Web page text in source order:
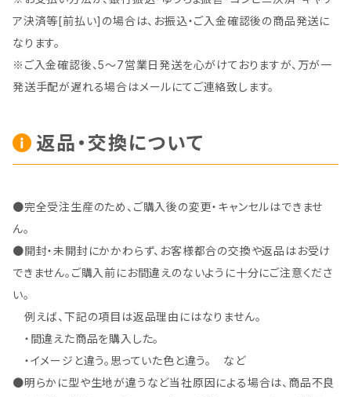
ア決済等[前払い]の場合は、お振込・ご入金確認後の商品発送に
なります。
※ご入金確認後、5～7営業日発送を心がけておりますが、万が一
発送手配が遅れる場合はメールにてご連絡致します。
返品・交換について
●完全受注生産のため、ご購入後の変更・キャンセルはできませ
ん。
●開封・未開封にかかわらず、お客様都合の交換や返品はお受け
できません。ご購入前にお間違えのないように十分にご注意くださ
い。
例えば、下記の項目は返品理由にはなりません。
・間違えた商品を購入した。
・イメージと違う。思っていた色と違う。 など
●明らかに型や生地が違うなど当社原因による場合は、商品不良